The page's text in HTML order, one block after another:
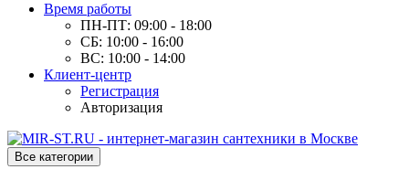
Время работы
ПН-ПТ: 09:00 - 18:00
СБ: 10:00 - 16:00
ВС: 10:00 - 14:00
Клиент-центр
Регистрация
Авторизация
Все категории